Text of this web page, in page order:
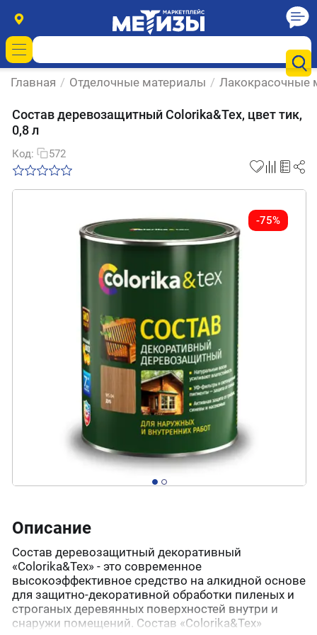
Главная / Отделочные материалы / Лакокрасочные
Состав деревозащитный Colorika&Tex, цвет тик,
0,8 л
Код: 572
-75%
Описание
Состав деревозащитный декоративный
«Colorika&Tex» - это современное
высокоэффективное средство на алкидной основе
для защитно-декоративной обработки пиленых и
строганых деревянных поверхностей внутри и
снаружи помещений. Состав «Colorika&Tex»